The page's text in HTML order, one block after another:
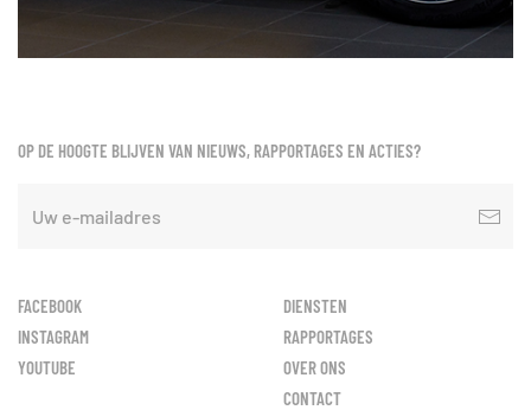
OP DE HOOGTE BLIJVEN VAN NIEUWS, RAPPORTAGES EN ACTIES?
FACEBOOK
INSTAGRAM
YOUTUBE
DIENSTEN
RAPPORTAGES
OVER ONS
CONTACT